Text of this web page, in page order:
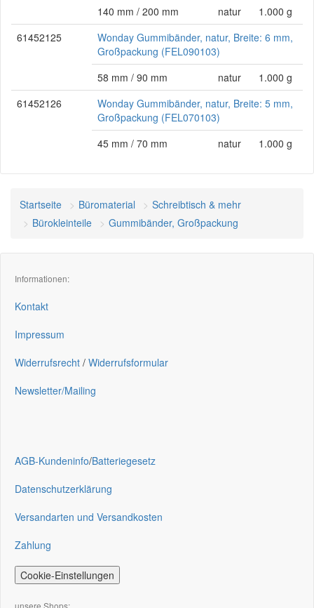
140 mm / 200 mm
natur
1.000 g
61452125
Wonday Gummibänder, natur, Breite: 6 mm,
Großpackung (FEL090103)
58 mm / 90 mm
natur
1.000 g
61452126
Wonday Gummibänder, natur, Breite: 5 mm,
Großpackung (FEL070103)
45 mm / 70 mm
natur 1.000 g
Startseite Büromaterial
Schreibtisch & mehr
Bürokleinteile
Gummibänder, Großpackung
Informationen:
Kontakt
Impressum
Widerrufsrecht / Widerrufsformular
Newsletter/Mailing
AGB-Kundeninfo/Batteriegesetz
Datenschutzerklärung
Versandarten und Versandkosten
Zahlung
Cookie-Einstellungen
unsere Shops: